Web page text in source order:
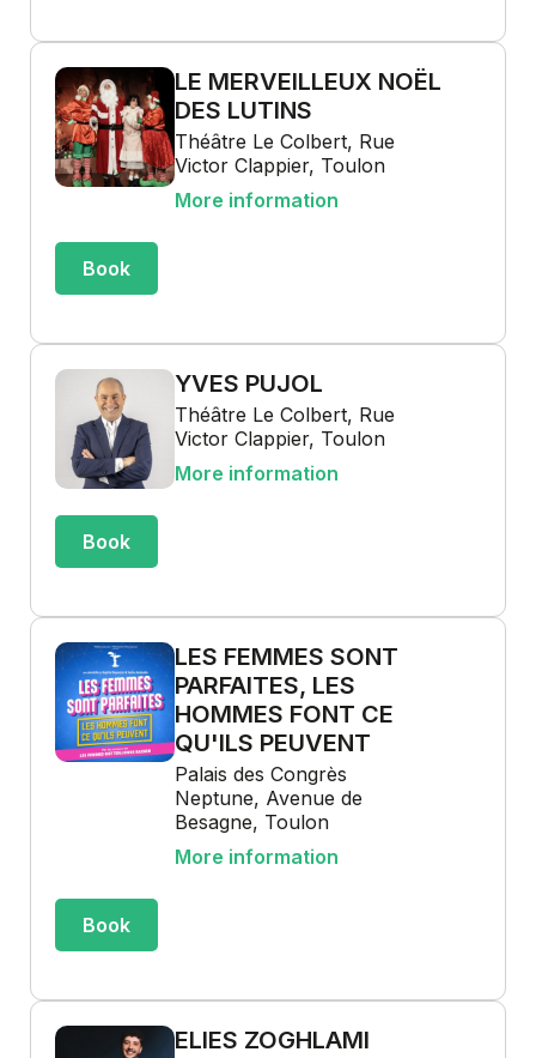
LE MERVEILLEUX NOËL
DES LUTINS
Théâtre Le Colbert, Rue
Victor Clappier, Toulon
More information
Book
YVES PUJOL
Théâtre Le Colbert, Rue
Victor Clappier, Toulon
More information
Book
LES FEMMES SONT
PARFAITES, LES
HOMMES FONT CE
QU'ILS PEUVENT
Palais des Congrès
Neptune, Avenue de
Besagne, Toulon
More information
Book
ELIES ZOGHLAMI